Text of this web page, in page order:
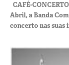
CAFÉ-
Abril, a Banda
concerto nas suas